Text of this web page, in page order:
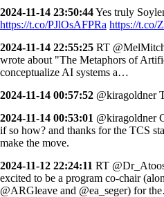
2024-11-14 23:50:44Yes truly
https://t.co/PJlOsAFPRa https://t.co/
2024-11-14 22:55:25 RT
wrote about "The Metaphors of
conceptualize AI systems a…
2024-11-14 00:57:52 @kiragoldner
2024-11-14 00:53:01 @kiragoldner
if so how? and thanks for the TCS
make the move.
2024-11-12 22:24:11 RT
excited to be a program co-chair
@ARGleave and @ea_seger) for